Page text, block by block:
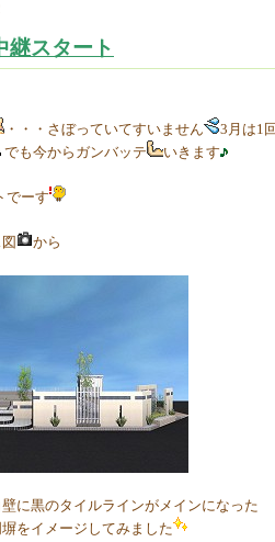
継スタート
・・・さぼっていてすいません
3月は1
でも今からガンバッテ いきます
でーす
から
に黒のタイルラインがメインになった
をイメージしてみました